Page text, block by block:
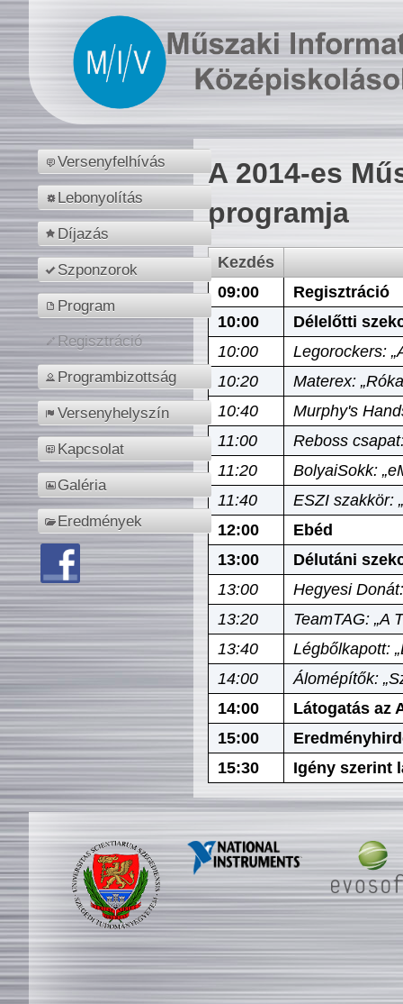
Versenyfelhívás
Lebonyolítás
Díjazás
Szponzorok
Program
Regisztráció
Programbizottság
Versenyhelyszín
Kapcsolat
Galéria
Eredmények
A 2014-es
programja
Kezdés
09:00
Regisztráció
10:00
Délelőtti
10:00
Legorockers:
10:20
Materex:
10:40
Murphy's
11:00
Reboss
11:20
BolyaiSokk:
11:40
ESZI szakkör:
12:00
Ebéd
13:00
Délutáni
13:00
Hegyesi
13:20
TeamTAG: „A
13:40
Légbőlkapott:
14:00
Álomépítők:
14:00
Látogatás az
15:00
15:30
Igény szerint